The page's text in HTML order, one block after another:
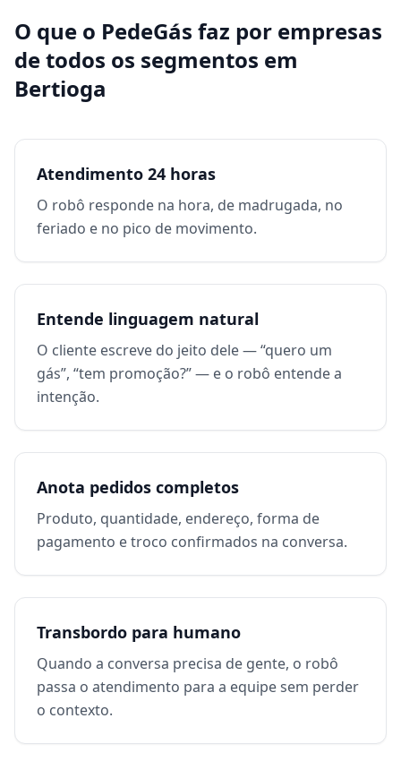
O que o PedeGás faz por empresas
de todos os segmentos em
Bertioga
Atendimento 24 horas
O robô responde na hora, de madrugada, no
feriado e no pico de movimento.
Entende linguagem natural
O cliente escreve do jeito dele — “quero um
gás”, “tem promoção?” — e o robô entende a
intenção.
Anota pedidos completos
Produto, quantidade, endereço, forma de
pagamento e troco confirmados na conversa.
Transbordo para humano
Quando a conversa precisa de gente, o robô
passa o atendimento para a equipe sem perder
o contexto.